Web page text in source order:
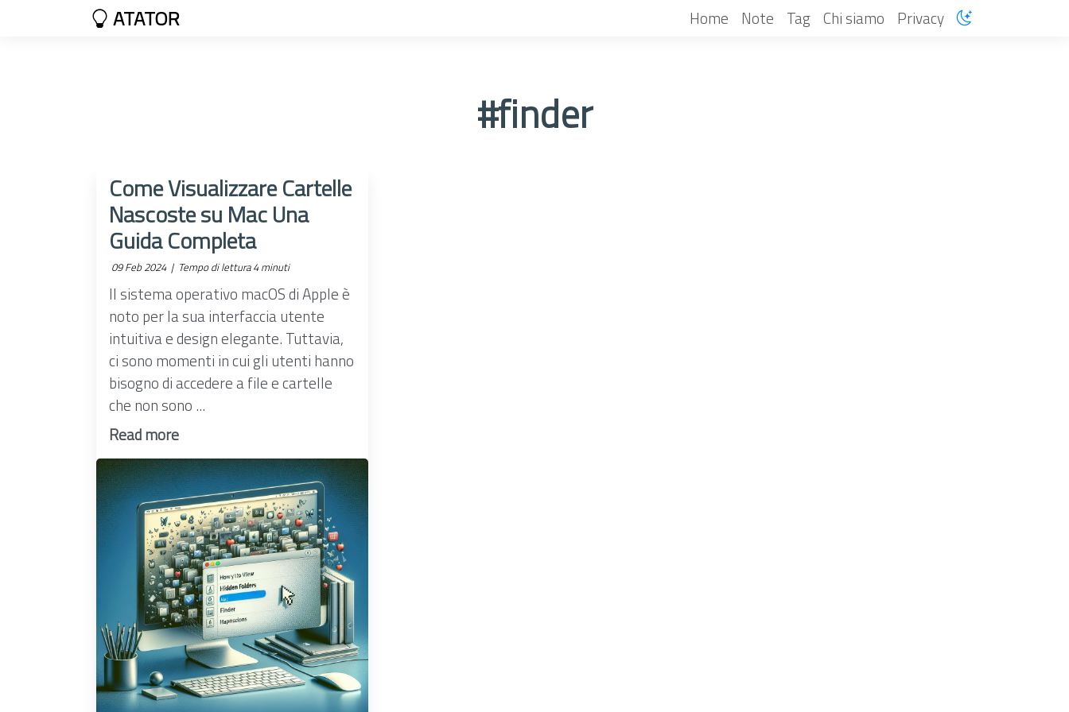
ATATOR Home Note Tag Chi siamo Privacy
#finder
Come Visualizzare Cartelle
Nascoste su Mac Una
Guida Completa
09 Feb 2024 | Tempo di lettura 4 minuti
Il sistema operativo macOS di Apple è
noto per la sua interfaccia utente
intuitiva e design elegante. Tuttavia,
ci sono momenti in cui gli utenti hanno
bisogno di accedere a file e cartelle
che non sono ...
Read more